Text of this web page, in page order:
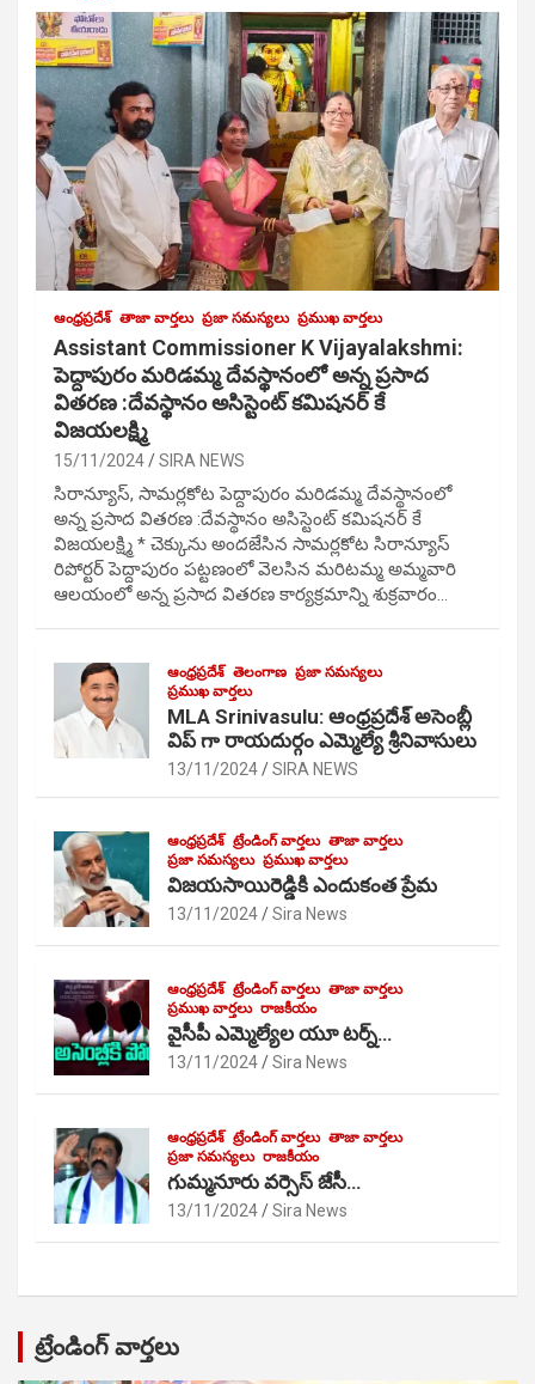
ఆంధ్రప్రదేశ్ తాజా వార్తలు ప్రజా సమస్యలు ప్రముఖ వార్తలు
Assistant Commissioner K Vijayalakshmi:
పెద్దాపురం మరిడమ్మ దేవస్థానంలో అన్న ప్రసాద
వితరణ :దేవస్థానం అసిస్టెంట్ కమిషనర్ కే
విజయలక్ష్మి
15/11/2024 SIRA NEWS
సిరాన్యూస్, సామర్లకోట పెద్దాపురం మరిడమ్మ దేవస్థానంలో
అన్న ప్రసాద వితరణ :దేవస్థానం అసిస్టెంట్ కమిషనర్ కే
విజయలక్ష్మి * చెక్కును అందజేసిన సామర్లకోట సిరాన్యూస్
రిపోర్టర్ పెద్దాపురం పట్టణంలో వెలసిన మరిటమ్మ అమ్మవారి
ఆలయంలో అన్న ప్రసాద వితరణ కార్యక్రమాన్ని శుక్రవారం…
ఆంధ్రప్రదేశ్ తెలంగాణ ప్రజా సమస్యలు
ప్రముఖ వార్తలు
MLA Srinivasulu: ఆంధ్రప్రదేశ్ అసెంబ్లీ
విప్ గా రాయదుర్గం ఎమ్మెల్యే శ్రీనివాసులు
13/11/2024 SIRA NEWS
ఆంధ్రప్రదేశ్ ట్రేండింగ్ వార్తలు తాజా వార్తలు
ప్రజా సమస్యలు ప్రముఖ వార్తలు
విజయసాయిరెడ్డికి ఎందుకంత ప్రేమ
13/11/2024 Sira News
ఆంధ్రప్రదేశ్ ట్రేండింగ్ వార్తలు తాజా వార్తలు
ప్రముఖ వార్తలు రాజకీయం
వైసీపీ ఎమ్మెల్యేల యూ టర్న్…
13/11/2024 Sira News
ఆంధ్రప్రదేశ్ ట్రేండింగ్ వార్తలు తాజా వార్తలు
ప్రజా సమస్యలు రాజకీయం
గుమ్మనూరు వర్సెస్ జేసీ…
13/11/2024 Sira News
ట్రేండింగ్ వార్తలు